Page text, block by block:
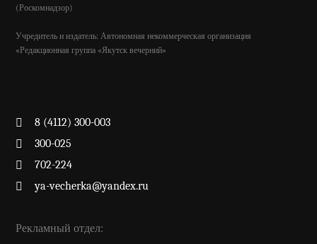
(Роскомнадзор)
Учредитель и издатель: Автономная некоммерческая организация
«Редакционная группа «Якутск вечерний»
8 (4112) 300-003
300-025
702-224
ya-vecherka@yandex.ru
Рекламный отдел: